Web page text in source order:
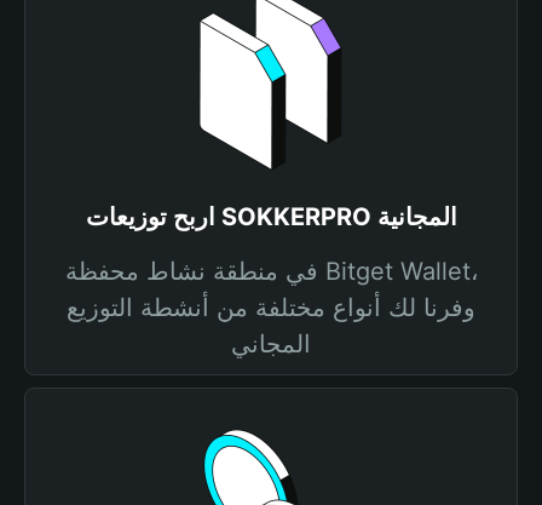
اربح توزيعات SOKKERPRO المجانية
في منطقة نشاط محفظة Bitget Wallet،
وفرنا لك أنواع مختلفة من أنشطة التوزيع
المجاني